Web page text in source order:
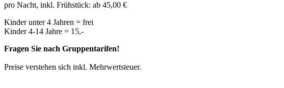
pro Nacht, inkl. Frühstück: ab 45,00 €
Kinder unter 4 Jahren = frei
Kinder 4-14 Jahre = 15,-
Fragen Sie nach Gruppentarifen!
Preise verstehen sich inkl. Mehrwertsteuer.